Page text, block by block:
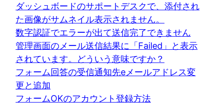
ダッシュボードのサポートデスクで、添付され
た画像がサムネイル表示されません。
数字認証でエラーが出て送信完了できません
管理画面のメール送信結果に「Failed」と表示
されています。どういう意味ですか？
フォーム回答の受信通知先eメールアドレス変
更と追加
フォームOKのアカウント登録方法